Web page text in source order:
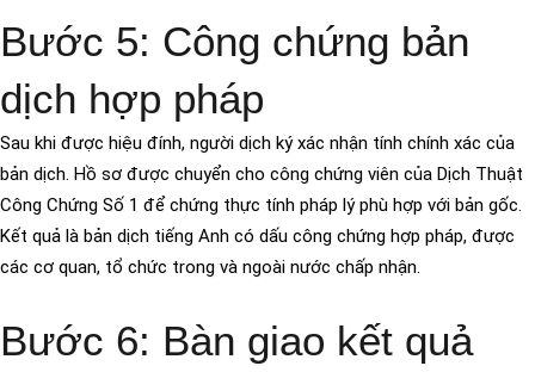
Bước 5: Công chứng bản
dịch hợp pháp
Sau khi được hiệu đính, người dịch ký xác nhận tính chính xác của
bản dịch. Hồ sơ được chuyển cho công chứng viên của Dịch Thuật
Công Chứng Số 1 để chứng thực tính pháp lý phù hợp với bản gốc.
Kết quả là bản dịch tiếng Anh có dấu công chứng hợp pháp, được
các cơ quan, tổ chức trong và ngoài nước chấp nhận.
Bước 6: Bàn giao kết quả